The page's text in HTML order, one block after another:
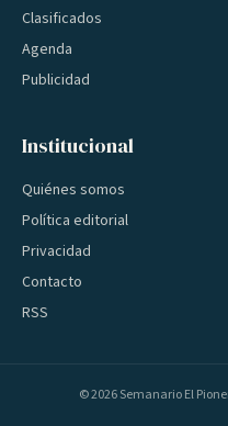
Clasificados
Agenda
Publicidad
Institucional
Quiénes somos
Política editorial
Privacidad
Contacto
RSS
©2026Semanario El